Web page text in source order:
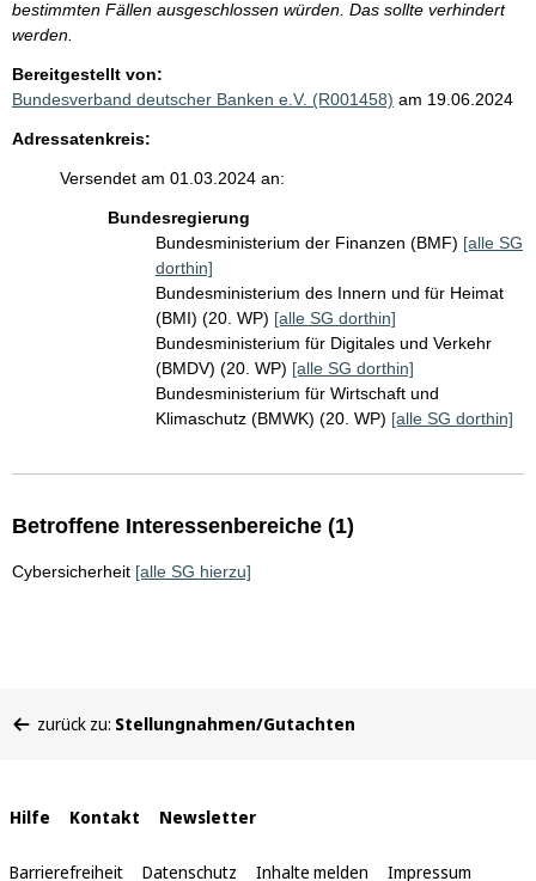
bestimmten Fällen ausgeschlossen würden. Das sollte verhindert
werden.
Bereitgestellt von:
Bundesverband deutscher Banken e.V. (R001458) am 19.06.2024
Adressatenkreis:
Versendet am 01.03.2024 an:
Bundesregierung
Bundesministerium der Finanzen (BMF) [alle SG
dorthin]
Bundesministerium des Innern und für Heimat
(BMI) (20. WP) [alle SG dorthin]
Bundesministerium für Digitales und Verkehr
(BMDV) (20. WP) [alle SG dorthin]
Bundesministerium für Wirtschaft und
Klimaschutz (BMWK) (20. WP) [alle SG dorthin]
Betroffene Interessenbereiche (1)
Cybersicherheit [alle SG hierzu]
befinden
zurück zu: Stellungnahmen/Gutachten
Interne
Links
Hilfe Kontakt Newsletter
Barrierefreiheit Datenschutz Inhalte melden Impressum